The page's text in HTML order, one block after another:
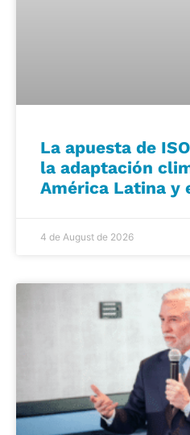
La apuesta de
la adaptación
América Latina y
4 de August de 2026